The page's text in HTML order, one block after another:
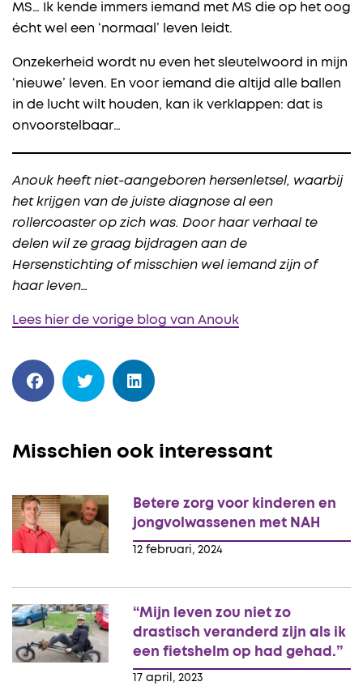
MS… Ik kende immers iemand met MS die op het oog
écht wel een ‘normaal’ leven leidt.
Onzekerheid wordt nu even het sleutelwoord in mijn
‘nieuwe’ leven. En voor iemand die altijd alle ballen
in de lucht wilt houden, kan ik verklappen: dat is
onvoorstelbaar…
Anouk heeft niet-aangeboren hersenletsel, waarbij
het krijgen van de juiste diagnose al een
rollercoaster op zich was. Door haar verhaal te
delen wil ze graag bijdragen aan de
Hersenstichting of misschien wel iemand zijn of
haar leven…
Lees hier de vorige blog van Anouk
Misschien ook interessant
12 februari, 2024
Betere zorg voor kinderen en
jongvolwassenen met NAH
17 april, 2023
“Mijn leven zou niet zo
drastisch veranderd zijn als ik
een fietshelm op had gehad.”